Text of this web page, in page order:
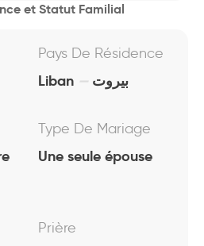
et Statut Familial
Pays De Résidence
Liban بيروت
Type De Mariage
Une seule épouse
Prière